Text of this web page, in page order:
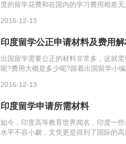
度的留学花费和在国内的学习费用相差
印度大学联合会一名负责人介...
2016-12-13
印度留学公正申请材料及费用
出国留学需要公正的材料非常多，这就
呢?费用大概是多少呢?跟着出国留学小
正种类的不同而有所区别，通...
2016-12-13
印度留学申请所需材料
如今，印度高等教育世界闻名，印度一
水平不容小觑，文凭更是得到了国际的